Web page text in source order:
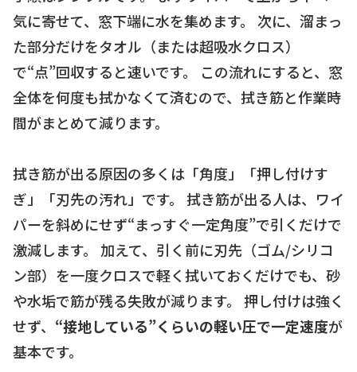
気に寄せて、窓下端に水を集めます。 次に、溜まっ
た部分だけをタオル（または超吸水クロス）
で“点”回収すると速いです。 この流れにすると、窓
全体を何度も拭かなくて済むので、拭き筋と作業時
間がまとめて減ります。
拭き筋が出る原因の多くは「角度」「押し付けす
ぎ」「刃先の汚れ」です。 拭き筋が出る人は、ワイ
パーを斜めにせず“まっすぐ一定角度”で引くだけで
激減します。 加えて、引く前に刃先（ゴム/シリコ
ン部）を一度クロスで軽く拭いておくだけでも、砂
や水垢で筋が残る失敗が減ります。 押し付けは強く
せず、 “接地している”くらいの軽い圧で一定速度が
基本です。